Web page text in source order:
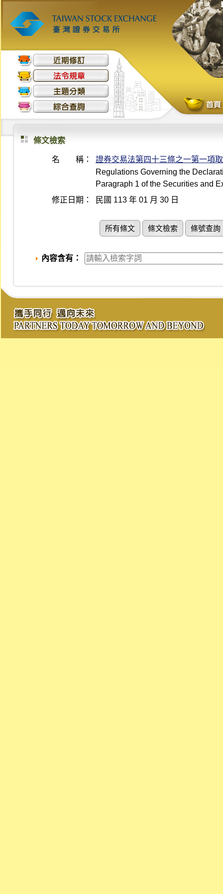
條文檢索
名 稱：
證券交易法第四十三條之一第一項
Regulations Governing the
Paragraph 1 of the Securities and
修正日期：
民國 113 年 01 月 30 日
所有條文 條文檢索 條號查詢
內容含有：